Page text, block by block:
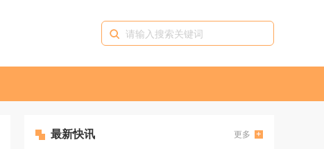
最新快讯 更多